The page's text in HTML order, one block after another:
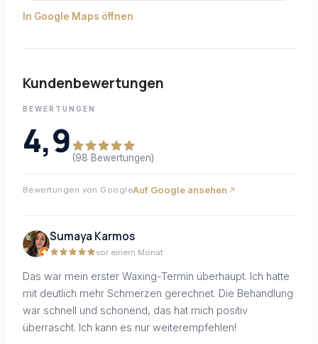
In Google Maps öffnen
Kundenbewertungen
BEWERTUNGEN
4,9 (98 Bewertungen)
Bewertungen von GoogleAuf Google ansehen
Sumaya Karmos
vor einem Monat
Das war mein erster Waxing-Termin überhaupt. Ich hatte
mit deutlich mehr Schmerzen gerechnet. Die Behandlung
war schnell und schonend, das hat mich positiv
überrascht. Ich kann es nur weiterempfehlen!